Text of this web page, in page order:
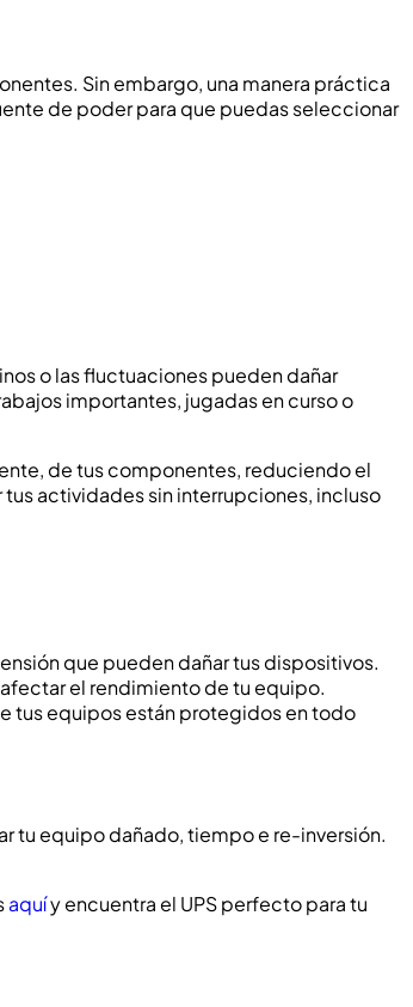
Sin embargo, una manera práctica
de poder para que puedas seleccionar
o las fluctuaciones pueden dañar
importantes, jugadas en curso o
de tus componentes, reduciendo el
actividades sin interrupciones, incluso
que pueden dañar tus dispositivos.
el rendimiento de tu equipo.
tus equipos están protegidos en todo
tu equipo dañado, tiempo e re-inversión.
aquíy encuentra el UPS perfecto para tu